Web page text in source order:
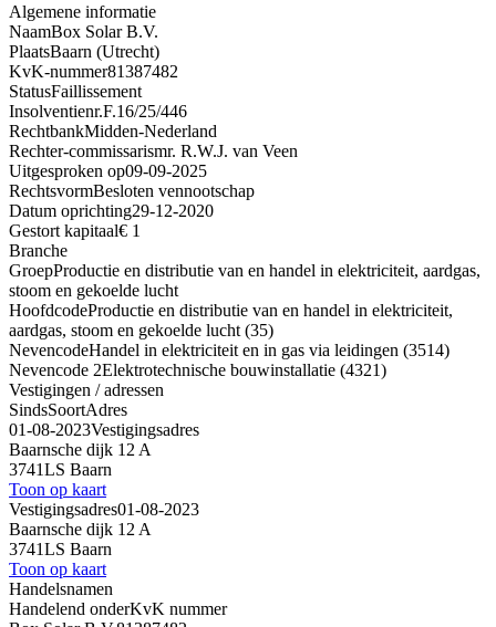
Algemene informatie
NaamBox Solar B.V.
PlaatsBaarn (Utrecht)
KvK-nummer81387482
StatusFaillissement
Insolventienr.F.16/25/446
RechtbankMidden-Nederland
Rechter-commissarismr. R.W.J. van Veen
Uitgesproken op09-09-2025
RechtsvormBesloten vennootschap
Datum oprichting29-12-2020
Gestort kapitaal€ 1
Branche
GroepProductie en distributie van en handel in elektriciteit, aardgas,
stoom en gekoelde lucht
HoofdcodeProductie en distributie van en handel in elektriciteit,
aardgas, stoom en gekoelde lucht (35)
NevencodeHandel in elektriciteit en in gas via leidingen (3514)
Nevencode 2Elektrotechnische bouwinstallatie (4321)
Vestigingen / adressen
SindsSoortAdres
01-08-2023Vestigingsadres
Baarnsche dijk 12 A
3741LS Baarn
Toon op kaart
Vestigingsadres01-08-2023
Baarnsche dijk 12 A
3741LS Baarn
Toon op kaart
Handelsnamen
Handelend onderKvK nummer